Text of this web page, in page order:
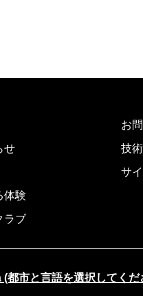
せ
体験
ラブ
お
技
サ
(都市と言語を選択してくだ